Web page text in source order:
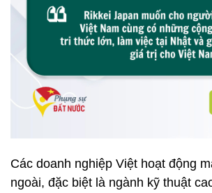
Các doanh nghiệp Việt hoạt động
ngoài, đặc biệt là ngành kỹ thuật